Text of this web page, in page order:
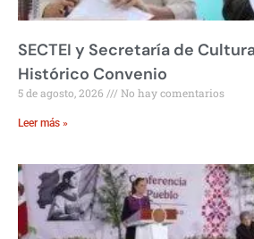
SECTEI y Secretaría de
Histórico Convenio
5 de agosto, 2026 No hay comentarios
Leer más »